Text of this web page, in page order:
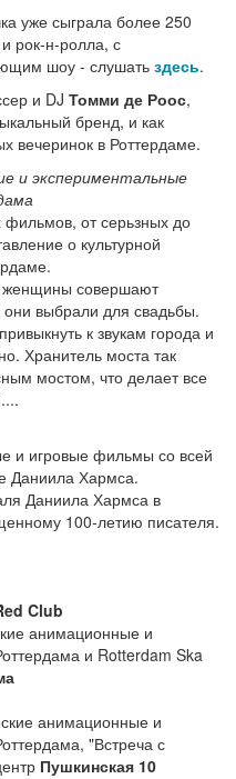
уже сыграла более 250
рок-н-ролла, с
шоу - слушать здесь.
и DJ Томми де Роос,
бренд, и как
вечеринок в Роттердаме.
и экспериментальные
фильмов, от серьзных до
о культурной
женщины совершают
они выбрали для свадьбы.
к звукам города и
Хранитель моста так
мостом, что делает все
и игровые фильмы со всей
Даниила Хармса.
Даниила Хармса в
100-летию писателя.
Club
анимационные и
и Rotterdam Ska
анимационные и
"Встреча с
Пушкинская 10